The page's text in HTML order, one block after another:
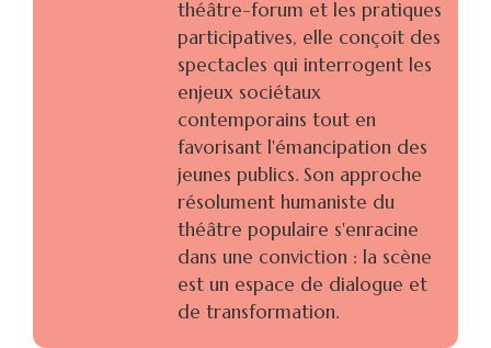
théâtre-forum et les pratiques
participatives, elle conçoit des
spectacles qui interrogent les
enjeux sociétaux
contemporains tout en
favorisant l'émancipation des
jeunes publics. Son approche
résolument humaniste du
théâtre populaire s'enracine
dans une conviction : la scène
est un espace de dialogue et
de transformation.